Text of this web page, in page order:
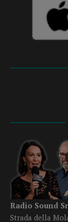
Radio Sound
Strada della